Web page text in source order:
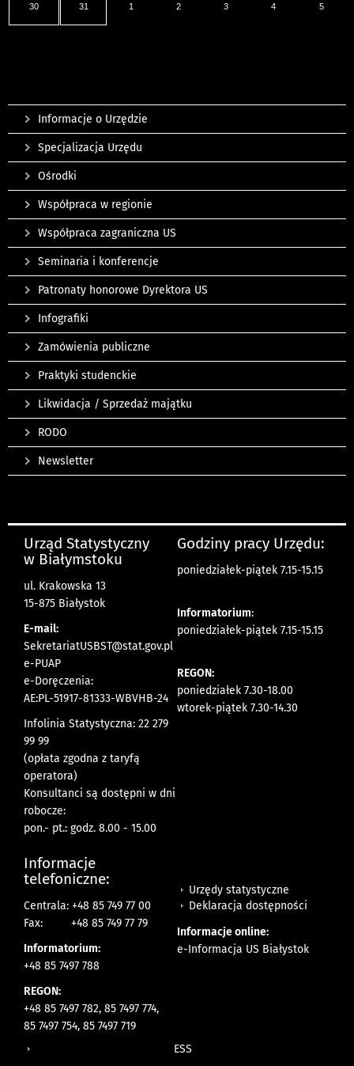
30 31 1 2 3 4 5
Informacje o Urzędzie
Specjalizacja Urzędu
Ośrodki
Współpraca w regionie
Współpraca zagraniczna US
Seminaria i konferencje
Patronaty honorowe Dyrektora US
Infografiki
Zamówienia publiczne
Praktyki studenckie
Likwidacja / Sprzedaż majątku
RODO
Newsletter
Urząd Statystyczny
w Białymstoku
ul. Krakowska 13
15-875 Białystok
E-mail:
SekretariatUSBST@stat.gov.pl
e-PUAP
e-Doręczenia:
AE:PL-51917-81333-WBVHB-24
Infolinia Statystyczna: 22 279
99 99
(opłata zgodna z taryfą
operatora)
Konsultanci są dostępni w dni
robocze:
pon.- pt.: godz. 8.00 - 15.00
Godziny pracy Urzędu:
poniedziałek-piątek 7.15-15.15
Informatorium:
poniedziałek-piątek 7.15-15.15
REGON:
poniedziałek 7.30-18.00
wtorek-piątek 7.30-14.30
Informacje
telefoniczne:
Centrala: +48 85 749 77 00
Fax:
+48 85 749 77 79
Informatorium:
+48 85 7497 788
REGON:
+48 85 7497 782, 85 7497 774,
85 7497 754, 85 7497 719
Urzędy statystyczne
Deklaracja dostępności
Informacje online:
e-Informacja US Białystok
ESS